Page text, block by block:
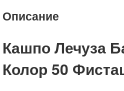
Описание
Кашпо Лечуза
Колор 50